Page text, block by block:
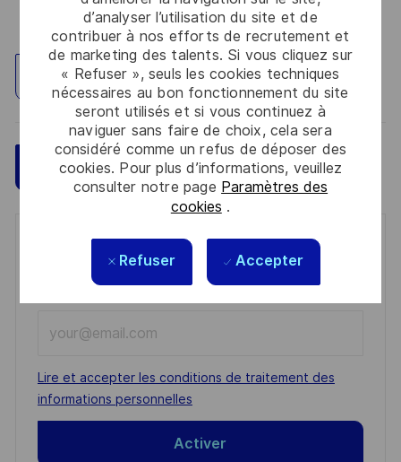
d’analyser l’utilisation du site et de
contribuer à nos efforts de recrutement et
de marketing des talents. Si vous cliquez sur
« Refuser », seuls les cookies techniques
nécessaires au bon fonctionnement du site
seront utilisés et si vous continuez à
naviguer sans faire de choix, cela sera
considéré comme un refus de déposer des
cookies. Pour plus d’informations, veuillez
consulter notre page Paramètres des
cookies .
Refuser Accepter
Explorez un site
Postulez maintenant Sauvegarder
Get notified for similar jobs
You'll receive updates once a week
Email
address
(Required)
Required
Lire et accepter les conditions de traitement des
informations personnelles
Activer